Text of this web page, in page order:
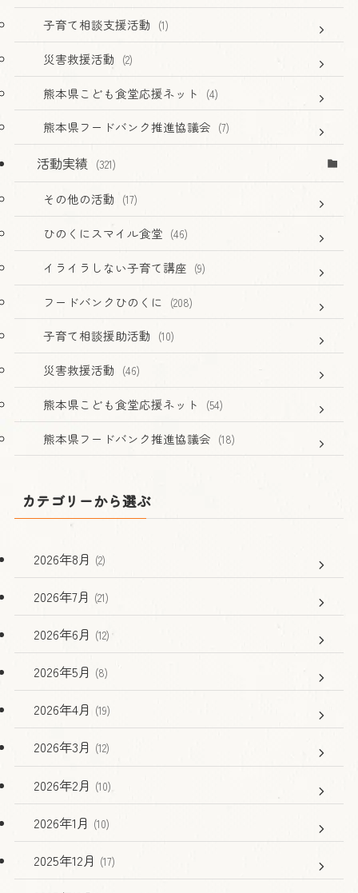
子育て相談支援活動 (1)
災害救援活動 (2)
熊本県こども食堂応援ネット (4)
熊本県フードバンク推進協議会 (7)
活動実績 (321)
その他の活動 (17)
ひのくにスマイル食堂 (46)
イライラしない子育て講座 (9)
フードバンクひのくに (208)
子育て相談援助活動 (10)
災害救援活動 (46)
熊本県こども食堂応援ネット (54)
熊本県フードバンク推進協議会 (18)
カテゴリーから選ぶ
2026年8月 (2)
2026年7月 (21)
2026年6月 (12)
2026年5月 (8)
2026年4月 (19)
2026年3月 (12)
2026年2月 (10)
2026年1月 (10)
2025年12月 (17)